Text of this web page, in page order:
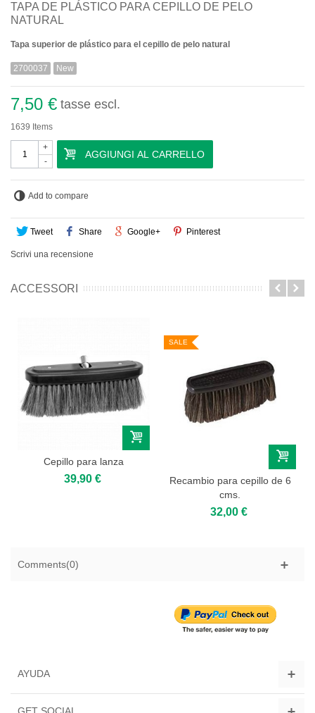
TAPA DE PLÁSTICO PARA CEPILLO DE PELO
NATURAL
Tapa superior de plástico para el cepillo de pelo natural
2700037 New
7,50 € tasse escl.
1639 Items
-
+
AGGIUNGI AL CARRELLO
Add to compare
Tweet Share Google+ Pinterest
Scrivi una recensione
ACCESSORI
Cepillo para lanza
39,90 €
SALE
Recambio para cepillo de 6
cms.
32,00 €
Comments(0)
AYUDA